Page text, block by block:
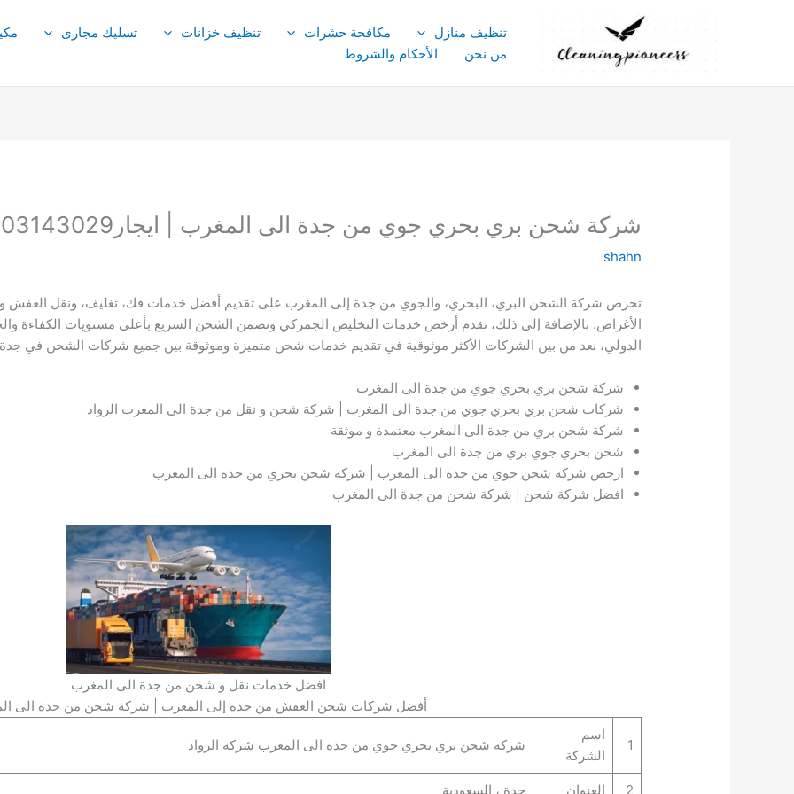
تنظيف منازل مكافحة حشرات تنظيف خزانات تسليك مجارى
من نحن
الأحكام والشروط
شركة شحن بري بحري جوي من جدة الى المغرب | ايجار01003143029
shahn
تحرص شركة الشحن البري، البحري، والجوي من جدة إلى المغرب على تقديم أفضل خدمات فك، تغليف، ونقل العفش
الأغراض. بالإضافة إلى ذلك، نقدم أرخص خدمات التخليص الجمركي ونضمن الشحن السريع بأعلى مستويات الكفاءة
الدولي، نعد من بين الشركات الأكثر موثوقية في تقديم خدمات شحن متميزة وموثوقة بين جميع شركات الشحن في
شركة شحن بري بحري جوي من جدة الى المغرب
شركات شحن بري بحري جوي من جدة الى المغرب | شركة شحن و نقل من جدة الى المغرب الرواد
شركة شحن بري من جدة الى المغرب معتمدة و موثقة
شحن بحري جوي بري من جدة الى المغرب
ارخص شركة شحن جوي من جدة الى المغرب | شركه شحن بحري من جده الى المغرب
افضل شركة شحن | شركة شحن من جدة الى المغرب
افضل خدمات نقل و شحن من جدة الى المغرب
أفضل شركات شحن العفش من جدة إلى المغرب | شركة شحن من جدة الى
1
اسم
الشركة
شركة شحن بري بحري جوي من جدة الى المغرب شركة الرواد
2 العنوان جدة ، السعودية